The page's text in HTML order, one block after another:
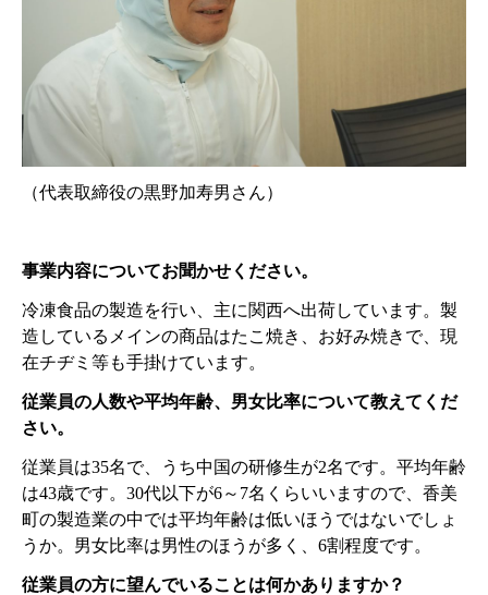
（代表取締役の黒野加寿男さん）
事業内容についてお聞かせください。
冷凍食品の製造を行い、主に関西へ出荷しています。製
造しているメインの商品はたこ焼き、お好み焼きで、現
在チヂミ等も手掛けています。
従業員の人数や平均年齢、男女比率について教えてくだ
さい。
従業員は35名で、うち中国の研修生が2名です。平均年齢
は43歳です。30代以下が6～7名くらいいますので、香美
町の製造業の中では平均年齢は低いほうではないでしょ
うか。男女比率は男性のほうが多く、6割程度です。
従業員の方に望んでいることは何かありますか？